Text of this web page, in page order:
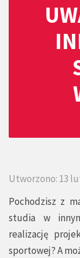
Utworzono: 13
Pochodzisz z
studia w
realizację
sportowej? A